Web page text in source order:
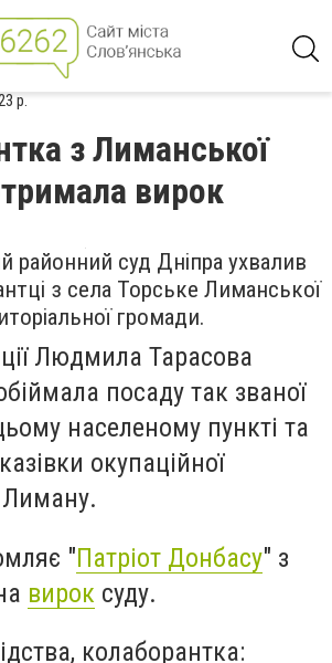
р.
з Лиманської
вирок
районний суд Дніпра ухвалив
з села Торське Лиманської
громади.
Людмила Тарасова
посаду так званої
населеному пункті та
окупаційної
Лиману.
"Патріот Донбасу" з
вирок суду.
колаборантка: